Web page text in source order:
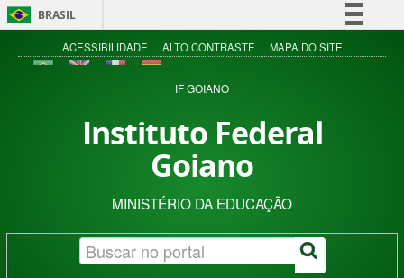
BRASIL
Simplifique!
Acesso à informação
ACESSIBILIDADE ALTO CONTRASTE MAPA DO SITE
IF GOIANO
Instituto Federal
Goiano
MINISTÉRIO DA EDUCAÇÃO